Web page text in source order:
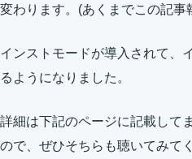
変わります。(あくまでこの記事
インストモードが導入されて、
るようになりました。
詳細は下記のページに記載して
ので、ぜひそちらも聴いてみて